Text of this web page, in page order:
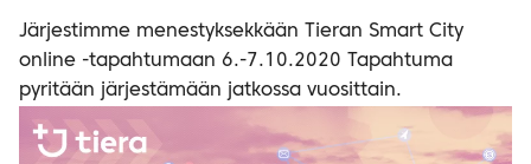
Järjestimme menestyksekkään Tieran Smart City
online -tapahtumaan 6.-7.10.2020 Tapahtuma
pyritään järjestämään jatkossa vuosittain.